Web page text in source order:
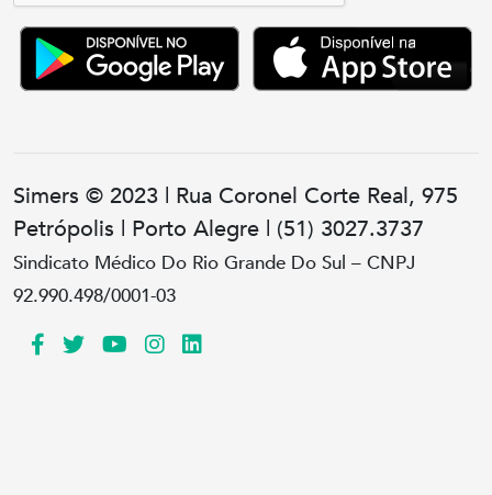
Simers © 2023 | Rua Coronel Corte Real, 975
Petrópolis | Porto Alegre | (51) 3027.3737
Sindicato Médico Do Rio Grande Do Sul – CNPJ
92.990.498/0001-03